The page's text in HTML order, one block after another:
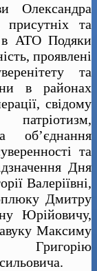
Олександра
та
в АТО Подяки
проявлені
та
в районах
свідому
об’єднання
та
Дня
Валеріївні,
Дмитру
Юрійовичу,
Максиму
Григорію